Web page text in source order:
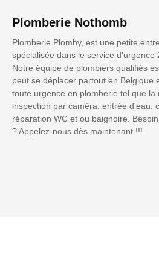
Plomberie Nothomb
Plomberie Plomby, est une petite
spécialisée dans le service
Notre équipe de plombiers qualifiés
peut se déplacer partout en Belgique
toute urgence en plomberie tel que la
inspection par caméra, entrée d'eau,
réparation WC et ou baignoire.
? Appelez-nous dès maintenant !!!